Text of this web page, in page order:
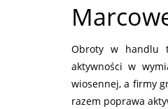
Obroty w handlu
aktywności w
wiosennej, a firmy
razem poprawa